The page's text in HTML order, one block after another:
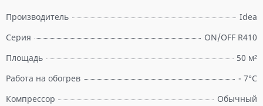
Производитель
Idea
Серия
ON/OFF R410
Площадь
50 м²
Работа на обогрев
- 7°C
Компрессор
Обычный